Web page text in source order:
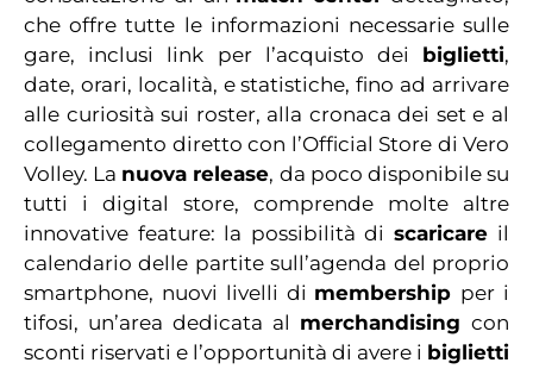
che offre tutte le informazioni necessarie sulle
gare, inclusi link per l’acquisto dei biglietti,
date, orari, località, e statistiche, fino ad arrivare
alle curiosità sui roster, alla cronaca dei set e al
collegamento diretto con l’Official Store di Vero
Volley. La nuova release, da poco disponibile su
tutti i digital store, comprende molte altre
innovative feature: la possibilità di scaricare il
calendario delle partite sull’agenda del proprio
smartphone, nuovi livelli di membership per i
tifosi, un’area dedicata al merchandising con
sconti riservati e l’opportunità di avere i biglietti